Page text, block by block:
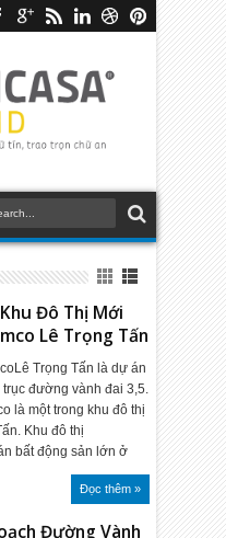
Đô Thị Mới
Lê Trọng Tấn
Trọng Tấn là dự án
trục đường vành đai 3,5.
là một trong khu đô thị
Khu đô thị
bất động sản lớn ở
Đọc thêm »
Đường Vành